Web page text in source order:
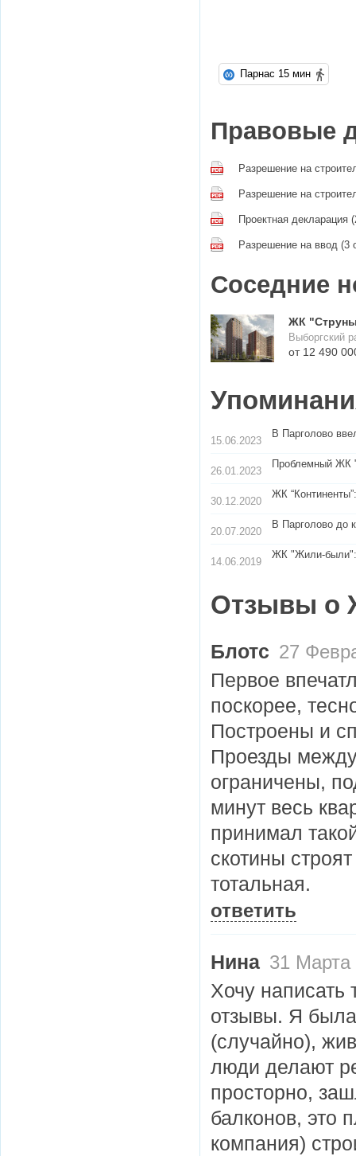
Парнас 15 мин
Правовые
Разрешение на
Разрешение на
Проектная декларация
Разрешение на ввод (3
Соседние
ЖК
Выборгский
от 12 490
15.06.2023
В Парголово
26.01.2023
Проблемный ЖК
30.12.2020
ЖК
20.07.2020
В Парголово до
14.06.2019
ЖК "Жили-
Отзывы о
Блотс 27
Первое
поскорее,
Построены и
Проезды
ограничены,
минут весь
принимал
скотины
тотальная.
ответить
Нина 31 Марта
Хочу написать
отзывы. Я
(случайно),
люди делают
просторно,
балконов, это
компания)